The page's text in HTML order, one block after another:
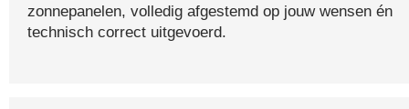
zonnepanelen, volledig afgestemd op jouw wensen én
technisch correct uitgevoerd.